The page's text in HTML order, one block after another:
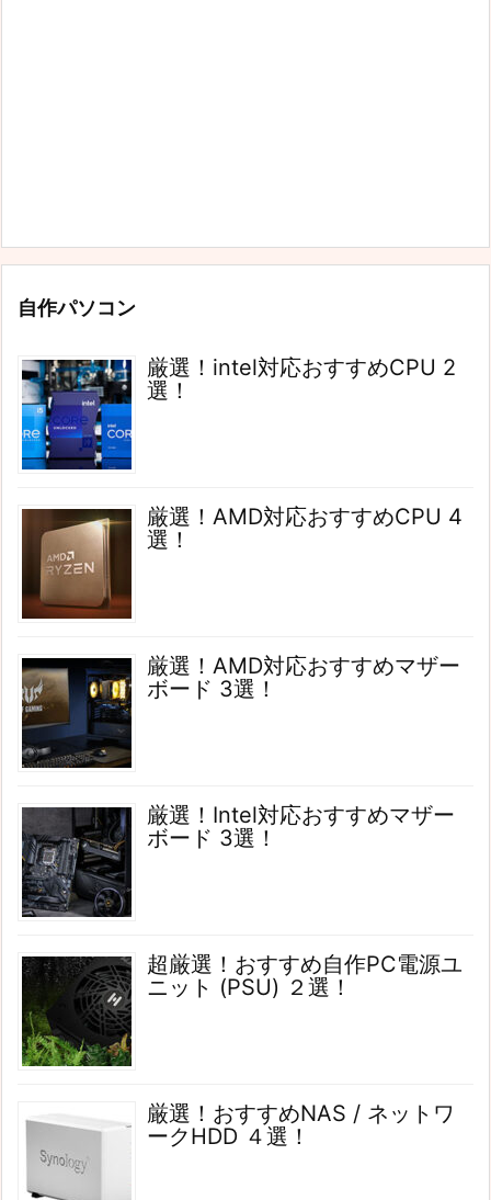
自作パソコン
厳選！intel対応おすすめCPU 2
選！
厳選！AMD対応おすすめCPU 4
選！
厳選！AMD対応おすすめマザー
ボード 3選！
厳選！Intel対応おすすめマザー
ボード 3選！
超厳選！おすすめ自作PC電源ユ
ニット (PSU) ２選！
厳選！おすすめNAS / ネットワ
ークHDD ４選！